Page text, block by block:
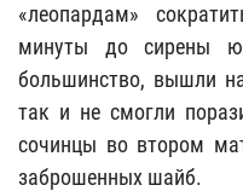
«леопардам»
минуты до сирены
большинство, вышли
так и не смогли
сочинцы во втором
заброшенных шайб.